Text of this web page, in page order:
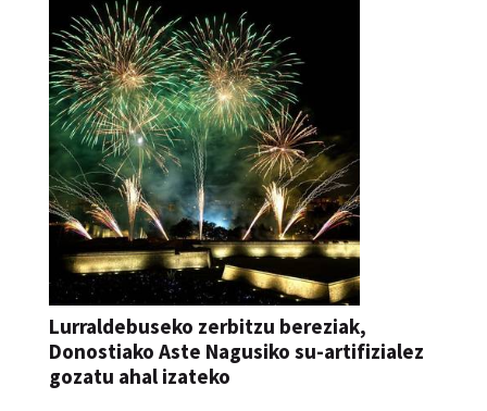
Lurraldebuseko zerbitzu bereziak,
Donostiako Aste Nagusiko su-artifizialez
gozatu ahal izateko